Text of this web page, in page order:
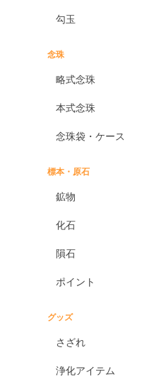
勾玉
念珠
略式念珠
本式念珠
念珠袋・ケース
標本・原石
鉱物
化石
隕石
ポイント
グッズ
さざれ
浄化アイテム